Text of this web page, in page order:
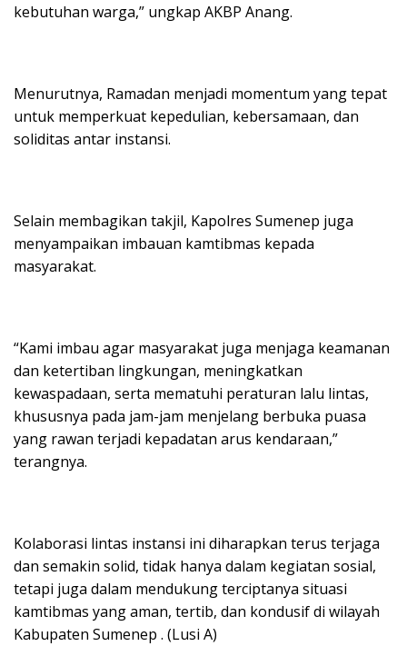
kebutuhan warga,” ungkap AKBP Anang.
Menurutnya, Ramadan menjadi momentum yang tepat
untuk memperkuat kepedulian, kebersamaan, dan
soliditas antar instansi.
Selain membagikan takjil, Kapolres Sumenep juga
menyampaikan imbauan kamtibmas kepada
masyarakat.
“Kami imbau agar masyarakat juga menjaga keamanan
dan ketertiban lingkungan, meningkatkan
kewaspadaan, serta mematuhi peraturan lalu lintas,
khususnya pada jam-jam menjelang berbuka puasa
yang rawan terjadi kepadatan arus kendaraan,”
terangnya.
Kolaborasi lintas instansi ini diharapkan terus terjaga
dan semakin solid, tidak hanya dalam kegiatan sosial,
tetapi juga dalam mendukung terciptanya situasi
kamtibmas yang aman, tertib, dan kondusif di wilayah
Kabupaten Sumenep . (Lusi A)